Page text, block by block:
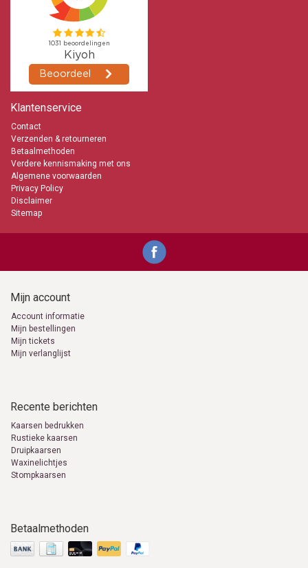
Klantenservice
Contact
Verzenden & retourneren
Betaalmethoden
Verdere kennismaking met ons
Algemene voorwaarden
Privacy Policy
Disclaimer
Sitemap
Mijn account
Account informatie
Mijn bestellingen
Mijn tickets
Mijn verlanglijst
Recente berichten
Kaarsen bedrukken
Rustieke kaarsen
Druipkaarsen
Waxinelichtjes
Stompkaarsen
Betaalmethoden